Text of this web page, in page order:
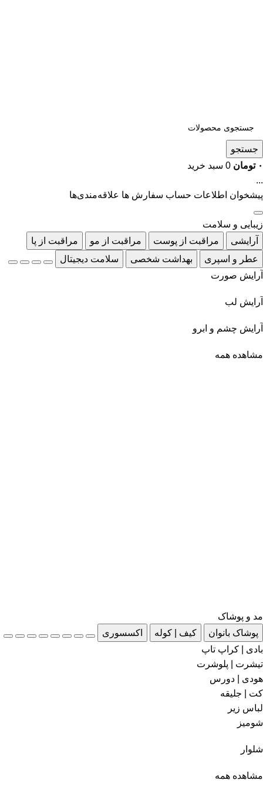
جستجو
۰ تومان 0 سبد خرید
...
پیشخوان اطلاعات حساب سفارش ها علاقه‌مندی‌ها
زیبایی و سلامت
آرایشی
مراقبت از پوست مراقبت از مو
مراقبت از پا
عطر و اسپری
بهداشت شخصی
سلامت دیجیتال
آرایش صورت
آرایش لب
آرایش چشم و ابرو
مشاهده همه
مد و پوشاک
پوشاک بانوان
کیف | کوله
اکسسوری
بادی | کراپ تاپ
تیشرت | پلوشرت
هودی | دورس
کت | جلیقه
لباس زیر
شومیز
شلوار
مشاهده همه